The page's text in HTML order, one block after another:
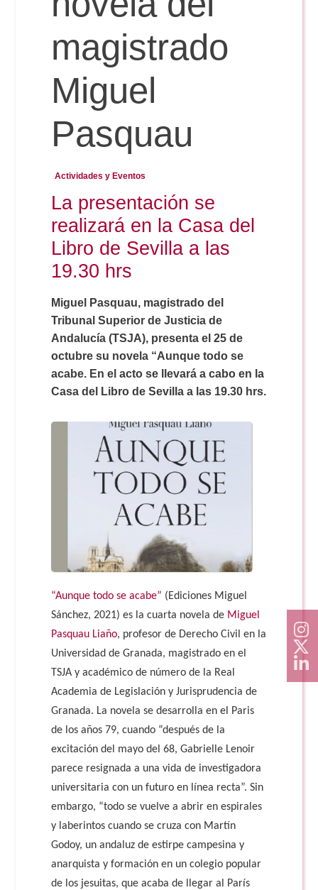
Reservas
Calendario Lectivo
Horarios
Publicidad y RR.PP
Comunicación Audiovisual
Doble Grado PER/CAV
Periodismo
Comunicación Audiovisual
Doble Grado PER/CAV
Secretaría Virtual
#YoPractico
Boletines
magistrado
Miguel
Pasquau
Actividades y Eventos
La presentación se
realizará en la Casa del
Libro de Sevilla a las
19.30 hrs
Miguel Pasquau, magistrado del
Tribunal Superior de Justicia de
Andalucía (TSJA), presenta el 25 de
octubre su novela “Aunque todo se
acabe. En el acto se llevará a cabo en la
Casa del Libro de Sevilla a las 19.30 hrs.
“Aunque todo se acabe” (Ediciones Miguel
Sánchez, 2021) es la cuarta novela de Miguel
Pasquau Liaño, profesor de Derecho Civil en la
Universidad de Granada, magistrado en el
TSJA y académico de número de la Real
Academia de Legislación y Jurisprudencia de
Granada. La novela se desarrolla en el Paris
de los años 79, cuando “después de la
excitación del mayo del 68, Gabrielle Lenoir
parece resignada a una vida de investigadora
universitaria con un futuro en línea recta”. Sin
embargo, “todo se vuelve a abrir en espirales
y laberintos cuando se cruza con Martín
Godoy, un andaluz de estirpe campesina y
anarquista y formación en un colegio popular
de los jesuitas, que acaba de llegar al París